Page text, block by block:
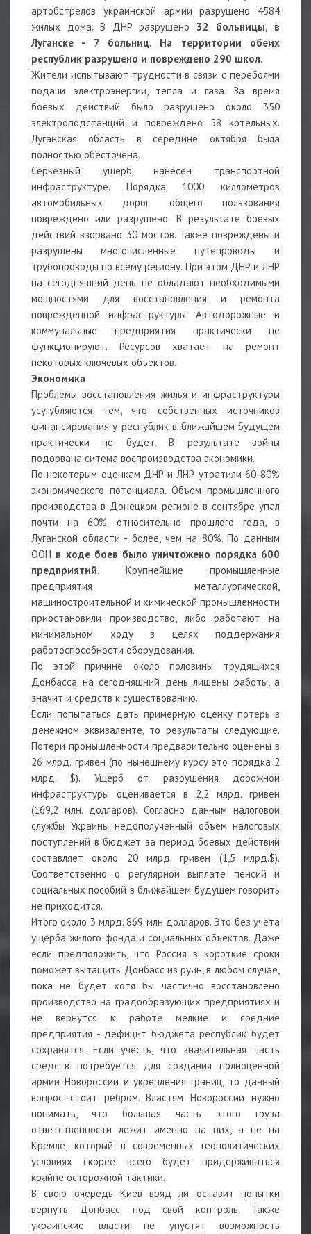
артобстрелов украинской армии разрушено 4584
жилых дома. В ДНР разрушено 32 больницы, в
Луганске - 7 больниц. На территории обеих
республик разрушено и повреждено 290 школ.
Жители испытывают трудности в связи с перебоями
подачи электроэнергии, тепла и газа. За время
боевых действий было разрушено около 350
электроподстанций и повреждено 58 котельных.
Луганская область в середине октября была
полностью обесточена.
Серьезный ущерб нанесен транспортной
инфраструктуре. Порядка 1000 киллометров
автомобильных дорог общего пользования
повреждено или разрушено. В результате боевых
действий взорвано 30 мостов. Также повреждены и
разрушены многочисленные путепроводы и
трубопроводы по всему региону. При этом ДНР и ЛНР
на сегодняшний день не обладают необходимыми
мощностями для восстановления и ремонта
поврежденной инфраструктуры. Автодорожные и
коммунальные предприятия практически не
функционируют. Ресурсов хватает на ремонт
некоторых ключевых объектов.
Экономика
Проблемы восстановления жилья и инфраструктуры
усугубляются тем, что собственных источников
финансирования у республик в ближайшем будущем
практически не будет. В результате войны
подорвана ситема воспроизводства экономики.
По некоторым оценкам ДНР и ЛНР утратили 60-80%
экономического потенциала. Объем промышленного
производства в Донецком регионе в сентябре упал
почти на 60% относительно прошлого года, в
Луганской области - более, чем на 80%. По данным
ООН в ходе боев было уничтожено порядка 600
предприятий. Крупнейшие промышленные
предприятия металлургической,
машиностроительной и химической промышленности
приостановили производство, либо работают на
минимальном ходу в целях поддержания
работоспособности оборудования.
По этой причине около половины трудящихся
Донбасса на сегодняшний день лишены работы, а
значит и средств к существованию.
Если попытаться дать примерную оценку потерь в
денежном эквиваленте, то результаты следующие.
Потери промышленности предварительно оценены в
26 млрд. гривен (по нынешнему курсу это порядка 2
млрд. $). Ущерб от разрушения дорожной
инфраструктуры оценивается в 2,2 млрд. гривен
(169,2 млн. долларов). Согласно данным налоговой
службы Украины недополученный объем налоговых
поступлений в бюджет за период боевых действий
составляет около 20 млрд. гривен (1,5 млрд.$).
Соответственно о регулярной выплате пенсий и
социальных пособий в ближайшем будущем говорить
не приходится.
Итого около 3 млрд. 869 млн долларов. Это без учета
ущерба жилого фонда и социальных объектов. Даже
если предположить, что Россия в короткие сроки
поможет вытащить Донбасс из руин, в любом случае,
пока не будет хотя бы частично восстановлено
производство на градообразующих предприятиях и
не вернутся к работе мелкие и средние
предприятия - дефицит бюджета республик будет
сохранятся. Если учесть, что значительная часть
средств потребуется для создания полноценной
армии Новороссии и укрепления границ, то данный
вопрос стоит ребром. Властям Новороссии нужно
понимать, что большая часть этого груза
ответственности лежит именно на них, а не на
Кремле, который в современных геополитических
условиях скорее всего будет придерживаться
крайне осторожной тактики.
В свою очередь Киев вряд ли оставит попытки
вернуть Донбасс под свой контроль. Также
украинские власти не упустят возможность